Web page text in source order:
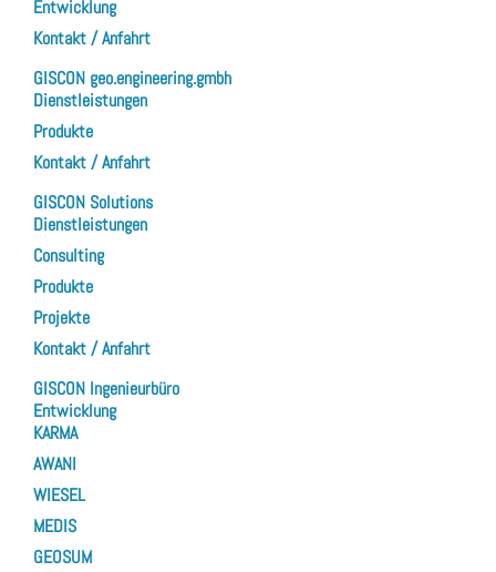
Entwicklung
Kontakt / Anfahrt
GISCON geo.engineering.gmbh
Dienstleistungen
Produkte
Kontakt / Anfahrt
GISCON Solutions
Dienstleistungen
Consulting
Produkte
Projekte
Kontakt / Anfahrt
GISCON Ingenieurbüro
Entwicklung
KARMA
AWANI
WIESEL
MEDIS
GEOSUM